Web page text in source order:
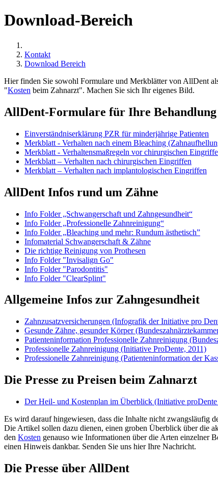
Download-Bereich
Kontakt
Download Bereich
Hier finden Sie sowohl Formulare und Merkblätter von AllDent
"Kosten beim Zahnarzt". Machen Sie sich Ihr eigenes Bild.
AllDent-Formulare für Ihre Behandlung
Einverständniserklärung PZR für minderjährige Patienten
Merkblatt - Verhalten nach einem Bleaching
Merkblatt - Verhaltensmaßregeln vor chirurgischen
Merkblatt – Verhalten nach chirurgischen Eingriffen
Merkblatt – Verhalten nach implantologischen Eingriffen
AllDent Infos rund um Zähne
Info Folder „Schwangerschaft und Zahngesundheit“
Info Folder „Professionelle Zahnreinigung“
Info Folder „Bleaching und mehr: Rundum ästhetisch”
Infomaterial Schwangerschaft & Zähne
Die richtige Reinigung von Prothesen
Info Folder "Invisalign Go"
Info Folder "Parodontitis"
Info Folder "ClearSplint"
Allgemeine Infos zur Zahngesundheit
Zahnzusatzversicherungen (Infografik der Initiative pro
Gesunde Zähne, gesunder Körper
Patienteninformation Professionelle Zahnreinigung
Professionelle Zahnreinigung (Initiative ProDente, 2011)
Professionelle Zahnreinigung (Patienteninformation der
Die Presse zu Preisen beim Zahnarzt
Der Heil- und Kostenplan im Überblick (Initiative
Es wird darauf hingewiesen, dass die Inhalte nicht zwangsläufig
Die Artikel sollen dazu dienen, einen groben Überblick über die
den Kosten genauso wie Informationen über die Arten einzelner
einen Hinweis dankbar. Senden Sie uns hier Ihre Nachricht.
Die Presse über AllDent